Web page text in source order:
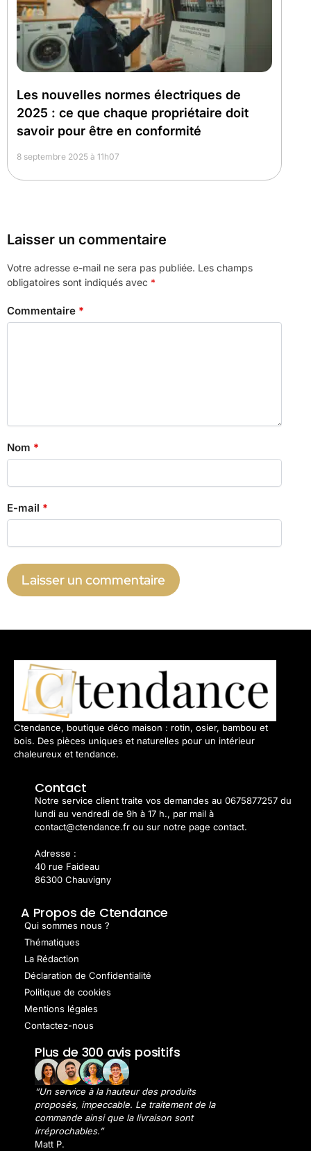
Les nouvelles normes électriques de
2025 : ce que chaque propriétaire doit
savoir pour être en conformité
8 septembre 2025 à 11h07
Laisser un commentaire
Votre adresse e-mail ne sera pas publiée. Les champs
obligatoires sont indiqués avec *
Commentaire *
Nom *
E-mail *
Ctendance, boutique déco maison : rotin, osier, bambou et
bois. Des pièces uniques et naturelles pour un intérieur
chaleureux et tendance.
Contact
Notre service client traite vos demandes au 0675877257 du
lundi au vendredi de 9h à 17 h., par mail à
contact@ctendance.fr ou sur notre page contact.
Adresse :
40 rue Faideau
86300 Chauvigny
A Propos de Ctendance
Qui sommes nous ?
Thématiques
La Rédaction
Déclaration de Confidentialité
Politique de cookies
Mentions légales
Contactez-nous
Plus de 300 avis positifs
“Un service à la hauteur des produits
proposés, impeccable. Le traitement de la
commande ainsi que la livraison sont
irréprochables.”
Matt P.